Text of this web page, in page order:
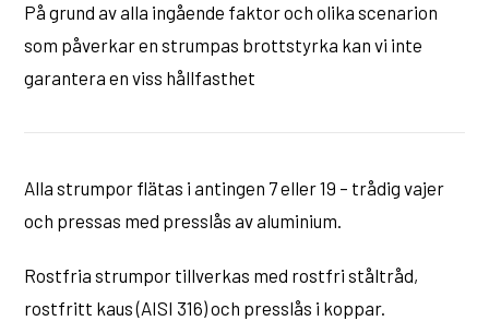
På grund av alla ingående faktor och olika scenarion
som påverkar en strumpas brottstyrka kan vi inte
garantera en viss hållfasthet
Alla strumpor flätas i antingen 7 eller 19 – trådig vajer
och pressas med presslås av aluminium.
Rostfria strumpor tillverkas med rostfri ståltråd,
rostfritt kaus (AISI 316) och presslås i koppar.